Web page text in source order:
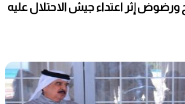
إثر اعتداء جيش الاحتلال عليه